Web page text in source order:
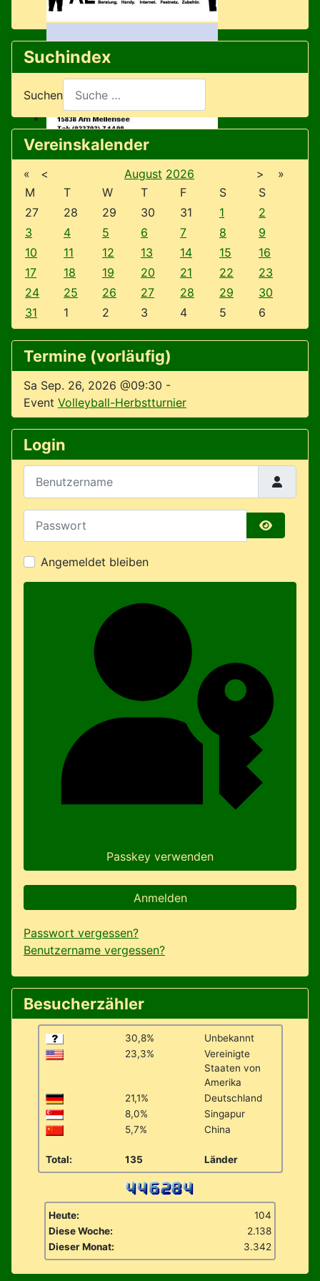
Suchindex
Suchen
Vereinskalender
« < August 2026 >
»
M
T W T F S
S
27
28 29 30 31 1
2
3
4 5 6 7 8
9
10
11 12 13 14 15
16
17
18 19 20 21 22
23
24
25 26 27 28 29
30
31
1 2 3 4 5 6
Termine (vorläufig)
Sa Sep. 26, 2026 @09:30 -
Event Volleyball-Herbstturnier
Login
Passwort
Angemeldet bleiben
Passkey verwenden
Anmelden
Passwort vergessen?
Benutzername vergessen?
Besucherzähler
30,8%
Unbekannt
23,3%
Vereinigte
Staaten von
Amerika
21,1%
Deutschland
8,0%
Singapur
5,7%
China
Total: 135 Länder
Heute:
104
Diese Woche:
2.138
Dieser Monat:
3.342